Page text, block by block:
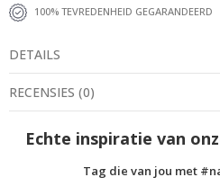
100% TEVREDENHEID GEGARANDEERD
DETAILS
RECENSIES (0)
Echte inspiratie van
Tag die van jou met